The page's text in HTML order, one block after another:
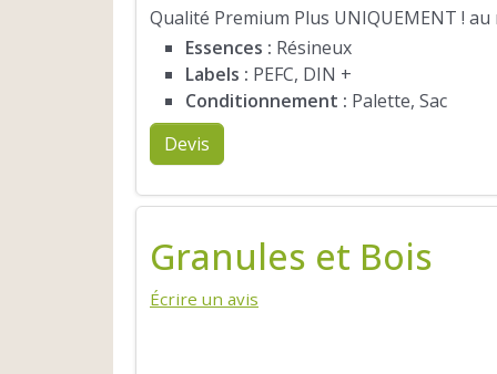
Qualité Premium Plus UNIQUEMENT !
Essences : Résineux
Labels : PEFC, DIN +
Conditionnement : Palette, Sac
Devis
Granules et Bois
Écrire un avis